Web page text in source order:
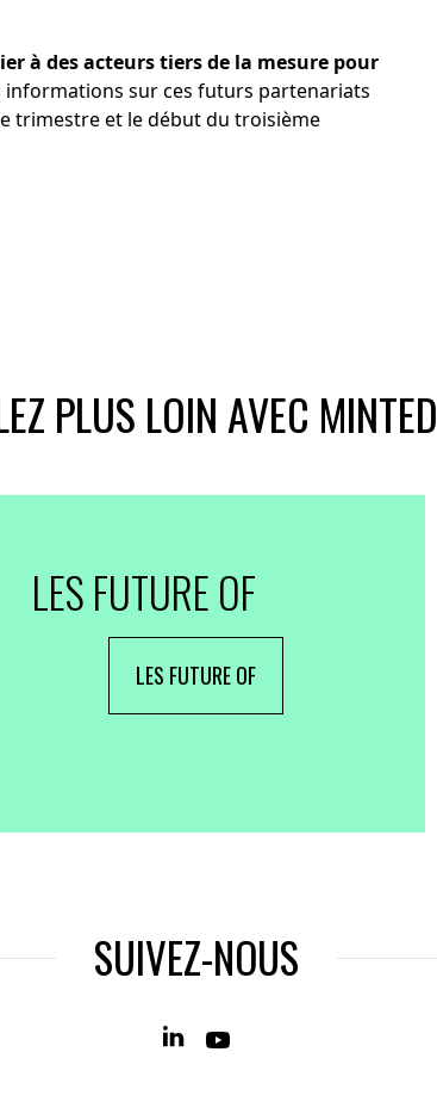
à des acteurs tiers de la mesure pour
informations sur ces futurs partenariats
trimestre et le début du troisième
PLUS LOIN AVEC MINTED
LES FUTURE OF
LES FUTURE OF
SUIVEZ-NOUS